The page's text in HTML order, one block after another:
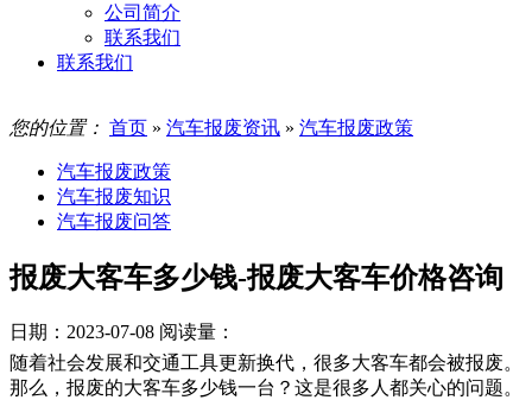
公司简介
联系我们
联系我们
您的位置： 首页 » 汽车报废资讯 » 汽车报废政策
汽车报废政策
汽车报废知识
汽车报废问答
报废大客车多少钱-报废大客车价格咨询
日期：2023-07-08 阅读量：
随着社会发展和交通工具更新换代，很多大客车都会被报废。
那么，报废的大客车多少钱一台？这是很多人都关心的问题。